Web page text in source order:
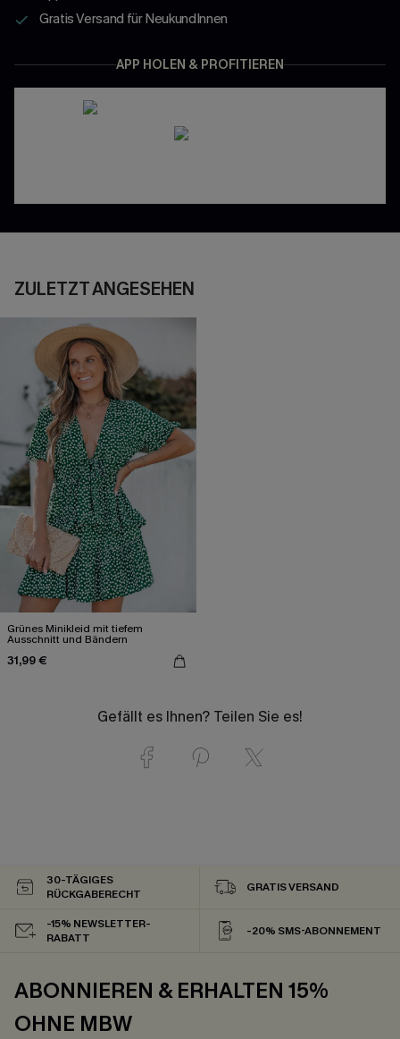
Gratis Versand für NeukundInnen
APP HOLEN & PROFITIEREN
ZULETZT ANGESEHEN
Grünes Minikleid mit tiefem
Ausschnitt und Bändern
31,99 €
Gefällt es Ihnen? Teilen Sie es!
30-TÄGIGES
RÜCKGABERECHT
GRATIS VERSAND
-15% NEWSLETTER-
RABATT
-20% SMS-ABONNEMENT
ABONNIEREN & ERHALTEN 15%
OHNE MBW